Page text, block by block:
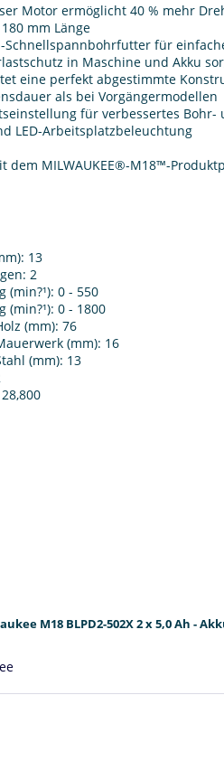
Motor ermöglicht 40 % mehr
mm Länge
Schnellspannbohrfutter für
in Maschine und Akku
eine perfekt abgestimmte
als bei Vorgängermodellen
für verbessertes Bohr-
LED-Arbeitsplatzbeleuchtung
dem MILWAUKEE®-M18™-
13
2
(min?¹): 0 - 550
(min?¹): 0 - 1800
(mm): 76
(mm): 16
(mm): 13
M18 BLPD2-502X 2 x 5,0 Ah -